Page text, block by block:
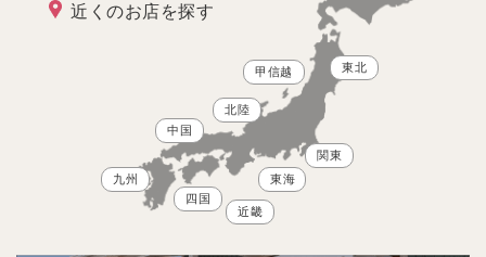
近くのお店を探す
東北
甲信越
北陸
関東
東海
近畿
中国
四国
九州